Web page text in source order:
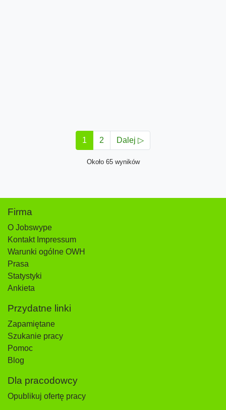
1 2 Dalej ▷
Około 65 wyników
Firma
O Jobswype
Kontakt Impressum
Warunki ogólne OWH
Prasa
Statystyki
Ankieta
Przydatne linki
Zapamiętane
Szukanie pracy
Pomoc
Blog
Dla pracodowcy
Opublikuj ofertę pracy